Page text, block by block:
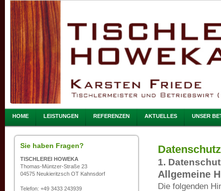
HOME LEISTUNGEN REFERENZEN AKTUELLES UNSER
Sie haben Fragen?
TISCHLEREI HOWEKA
Thomas-Müntzer-Straße 23
04575 Neukieritzsch OT Kahnsdorf
Telefon: +49 3433 243939
1.
Allgemeine
Die folgenden